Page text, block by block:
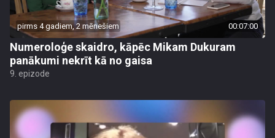
pirms 4 gadiem, 2 mēnešiem 00:07:00
Numeroloģe skaidro, kāpēc Mikam Dukuram
panākumi nekrīt kā no gaisa
9. epizode